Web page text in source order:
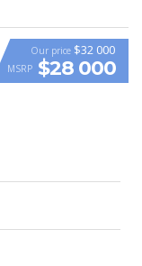
Our price $32 000
MSRP $28 000